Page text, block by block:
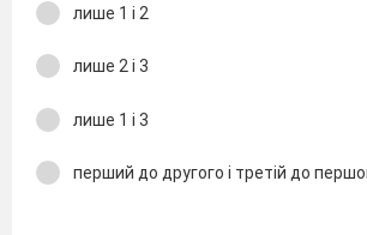
лише 1 і 2
лише 2 і 3
лише 1 і 3
перший до другого і третій до